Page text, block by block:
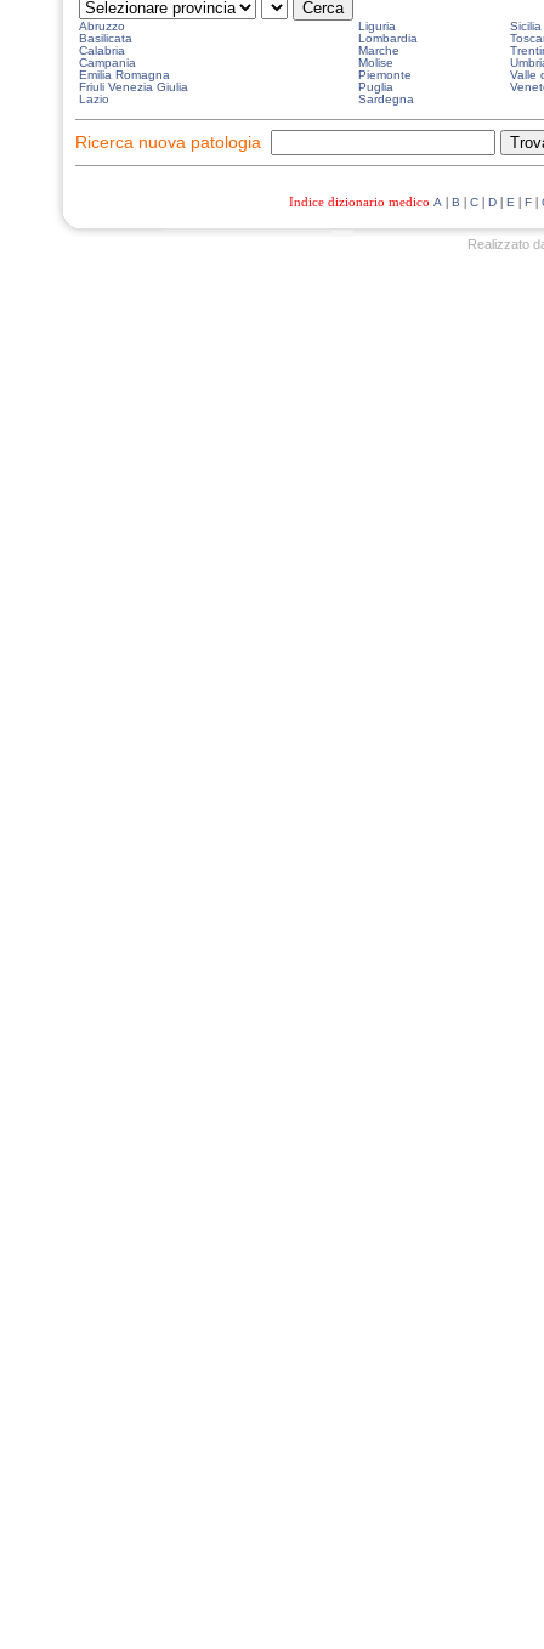
Abruzzo Liguria
Sicilia
Basilicata
Lombardia
Calabria
Marche
Campania
Molise
Emilia Romagna
Piemonte
Valle
Friuli Venezia Giulia
Puglia
Lazio
Sardegna
Ricerca nuova patologia
Indice dizionario medico A | B | C | D | E | F |
Realizzato